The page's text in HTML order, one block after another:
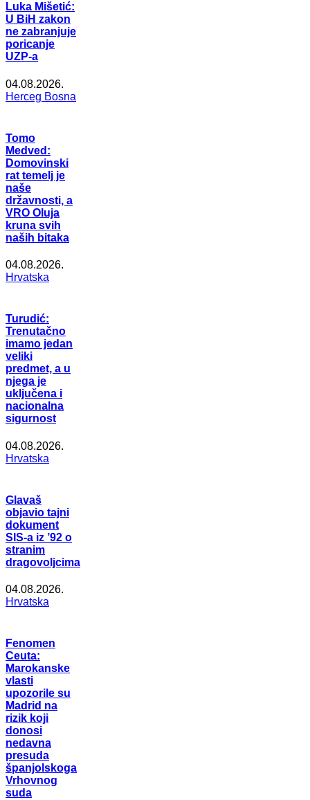
Luka Mišetić:
U BiH zakon
ne zabranjuje
poricanje
UZP-a
04.08.2026.
Herceg Bosna
Tomo
Medved:
Domovinski
rat temelj je
naše
državnosti, a
VRO Oluja
kruna svih
naših bitaka
04.08.2026.
Hrvatska
Turudić:
Trenutačno
imamo jedan
veliki
predmet, a u
njega je
uključena i
nacionalna
sigurnost
04.08.2026.
Hrvatska
Glavaš
objavio tajni
dokument
SIS-a iz ’92 o
stranim
dragovoljcima
04.08.2026.
Hrvatska
Fenomen
Ceuta:
Marokanske
vlasti
upozorile su
Madrid na
rizik koji
donosi
nedavna
presuda
španjolskoga
Vrhovnog
suda